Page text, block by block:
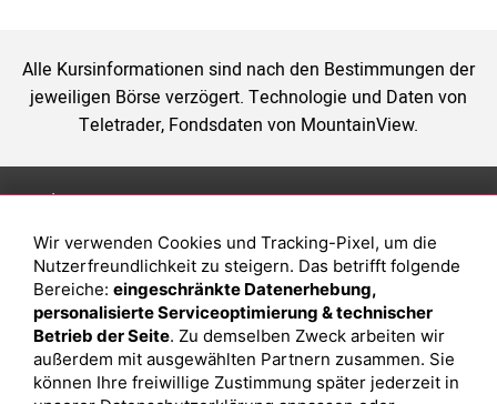
Alle Kursinformationen sind nach den Bestimmungen der
jeweiligen Börse verzögert. Technologie und Daten von
Teletrader, Fondsdaten von MountainView.
Anlage
Depot eröffnen
Depot vergleichen
Junior Depot
Top-Seller-Fonds
Top-Fonds
Magazin
Was sind sind ETFs?
Sparplan Vorteile
Was ist ein Fonds?
Wir verwenden Cookies und Tracking-Pixel, um die
Nutzerfreundlichkeit zu steigern. Das betrifft folgende
Bereiche: eingeschränkte Datenerhebung,
personalisierte Serviceoptimierung & technischer
Betrieb der Seite. Zu demselben Zweck arbeiten wir
außerdem mit ausgewählten Partnern zusammen. Sie
können Ihre freiwillige Zustimmung später jederzeit in